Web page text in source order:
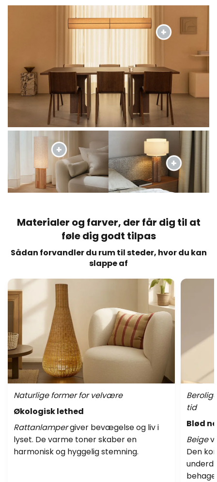
Materialer og farver, der får dig til at
føle dig godt tilpas
Sådan forvandler du rum til steder, hvor du kan
slappe af
Naturlige former for velvære
Økologisk lethed
Rattanlampergiver bevægelse og liv i
lyset. De varme toner skaber en
harmonisk og hyggelig stemning.
tid
Blød
Beige
Den